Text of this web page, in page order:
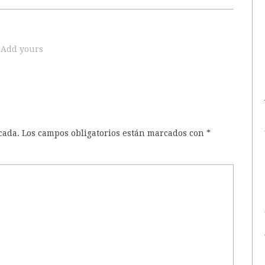
Add yours
Los campos obligatorios están marcados con *